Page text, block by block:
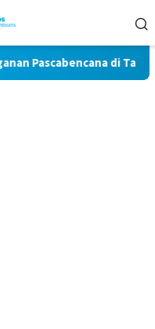
di Tanjung